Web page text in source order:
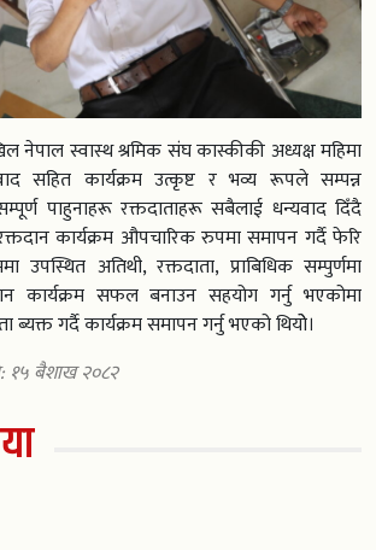
नेपाल स्वास्थ श्रमिक संघ कास्कीकी अध्यक्ष महिमा
सहित कार्यक्रम उत्कृष्ट र भव्य रूपले सम्पन्न
पाहुनाहरू रक्तदाताहरू सबैलाई धन्यवाद दिँदै
कार्यक्रम औपचारिक रुपमा समापन गर्दै फेरि
उपस्थित अतिथी, रक्तदाता, प्राबिधिक सम्पुर्णमा
कार्यक्रम सफल बनाउन सहयोग गर्नु भएकोमा
ब्यक्त गर्दै कार्यक्रम समापन गर्नु भएको थियोे।
१५ बैशाख २०८२